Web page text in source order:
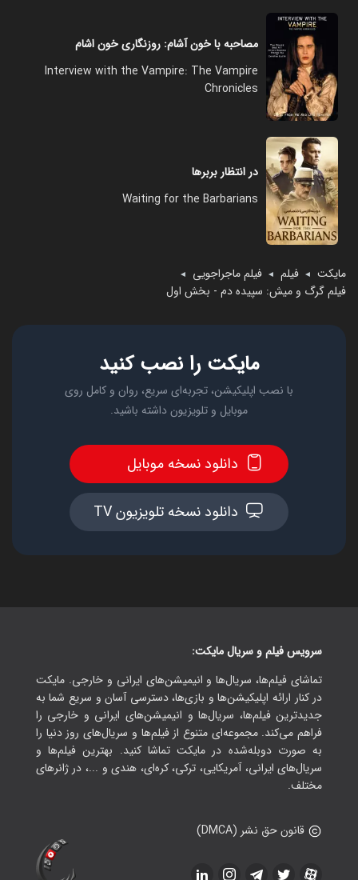
مایکت ◄ فیلم ◄ فیلم ماجراجویی ◄
فیلم گرگ و میش: سپیده دم - بخش اول
مصاحبه با خون آشام: روزنگاری خون اشام
Interview with the Vampire: The Vampire
Chronicles
در انتظار بربرها
Waiting for the Barbarians
مایکت را نصب کنید
با نصب اپلیکیشن، تجربه‌ای سریع، روان و کامل روی
موبایل و تلویزیون داشته باشید.
دانلود نسخه موبایل
دانلود نسخه تلویزیون TV
سرویس فیلم و سریال مایکت:
تماشای فیلم‌ها، سریال‌ها و انیمیشن‌های ایرانی و خارجی. مایکت
در کنار ارائه اپلیکیشن‌ها و بازی‌ها، دسترسی آسان و سریع شما به
جدیدترین فیلم‌ها، سریال‌ها و انیمیشن‌های ایرانی و خارجی را
فراهم می‌کند. مجموعه‌ای متنوع از فیلم‌ها و سریال‌های روز دنیا را
به صورت دوبله‌شده در مایکت تماشا کنید. بهترین فیلم‌ها و
سریال‌های ایرانی، آمریکایی، ترکی، کره‌ای، هندی و ...، در ژانرهای
مختلف.
قانون حق نشر (DMCA)